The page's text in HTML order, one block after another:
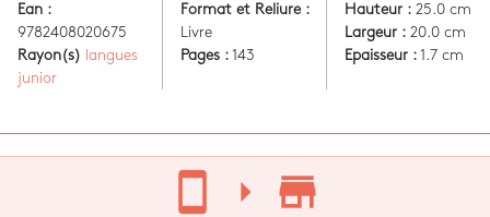
Ean :
9782408020675
Rayon(s)
langues
junior
Format et Reliure :
Livre
Pages : 143
Hauteur :25.0 cm
Largeur :20.0 cm
Epaisseur :1.7 cm
stay_current_portrait arrow_right store_mall_directory